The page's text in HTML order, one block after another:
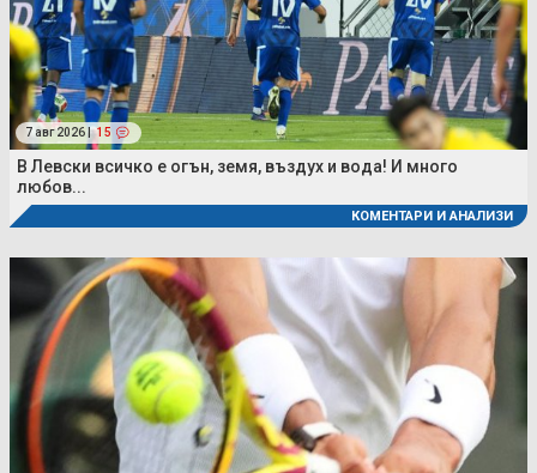
7 авг 2026 | 15
В Левски всичко е огън, земя, въздух и вода! И много
любов...
КОМЕНТАРИ И АНАЛИЗИ